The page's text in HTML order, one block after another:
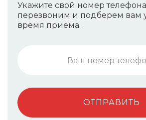
Укажите свой номер
перезвоним и подберем вам
время приема.